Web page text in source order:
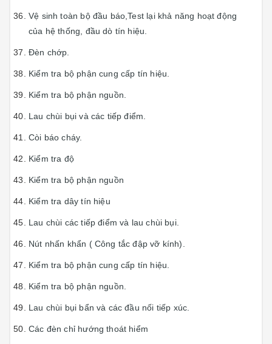
Vệ sinh toàn bộ đầu báo,Test lại khả năng hoạt động
của hệ thống, đầu dò tín hiệu.
Đèn chớp.
Kiểm tra bộ phận cung cấp tín hiệu.
Kiểm tra bộ phận nguồn.
Lau chùi bụi và các tiếp điểm.
Còi báo cháy.
Kiểm tra độ
Kiểm tra bộ phận nguồn
Kiểm tra dây tín hiệu
Lau chùi các tiếp điểm và lau chùi bụi.
Nút nhấn khẩn ( Công tắc đập vỡ kính).
Kiểm tra bộ phận cung cấp tín hiệu.
Kiểm tra bộ phận nguồn.
Lau chùi bụi bẩn và các đầu nối tiếp xúc.
Các đèn chỉ hướng thoát hiểm